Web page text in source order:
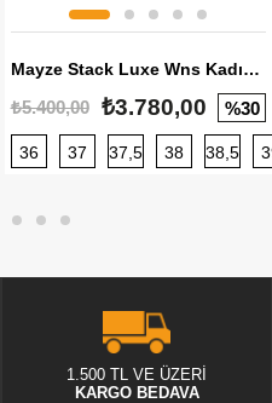
40 40,5 41 42 42,5
Mayze Stack Luxe Wns Kadın Sneaker
₺5.400,00 ₺3.780,00 %30
36 37 37,5 38 38,5
1.500 TL VE ÜZERİ
KARGO BEDAVA